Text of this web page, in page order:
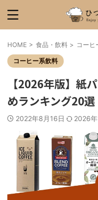
HOME > 食品・飲料 > コーヒ
コーヒー系飲料
【2026年版】紙
めランキング20選
2022年8月16日 2026年